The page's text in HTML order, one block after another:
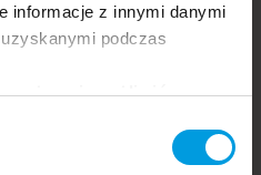
informacje z innymi danymi
podczas
może uniemożliwić
w tym m.in. z